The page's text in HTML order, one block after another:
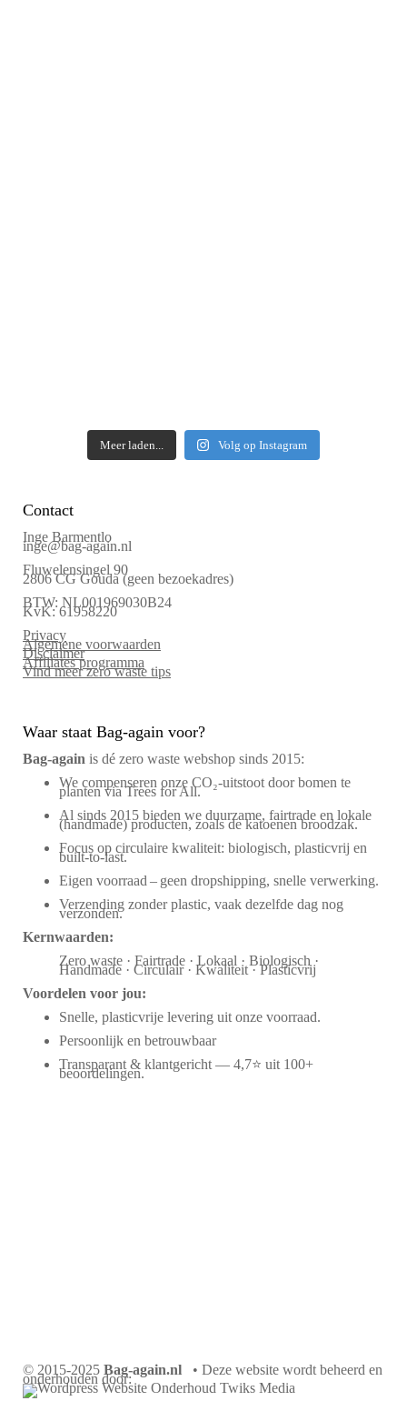
Meer laden... Volg op Instagram
Contact
Inge Barmentlo
inge@bag-again.nl
Fluwelensingel 90
2806 CG Gouda (geen bezoekadres)
BTW: NL001969030B24
KvK: 61958220
Privacy
Algemene voorwaarden
Disclaimer
Affiliates programma
Vind meer zero waste tips
Waar staat Bag-again voor?
Bag‑again is dé zero waste webshop sinds 2015:
We compenseren onze CO₂-uitstoot door bomen te
planten via Trees for All.
Al sinds 2015 bieden we duurzame, fairtrade en lokale
(handmade) producten, zoals de katoenen broodzak.
Focus op circulaire kwaliteit: biologisch, plasticvrij en
built-to-last.
Eigen voorraad – geen dropshipping, snelle verwerking.
Verzending zonder plastic, vaak dezelfde dag nog
verzonden.
Kernwaarden:
Zero waste · Fairtrade · Lokaal · Biologisch ·
Handmade · Circulair · Kwaliteit · Plasticvrij
Voordelen voor jou:
Snelle, plasticvrije levering uit onze voorraad.
Persoonlijk en betrouwbaar
Transparant & klantgericht — 4,7⭐ uit 100+
beoordelingen.
© 2015-2025 Bag-again.nl • Deze website wordt beheerd en
onderhouden door: